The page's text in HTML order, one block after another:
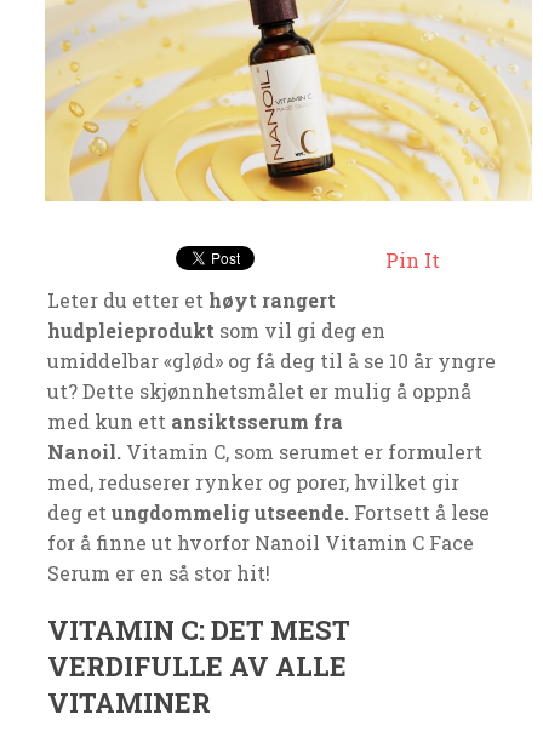
Pin It
Leter du etter et høyt rangert
hudpleieprodukt som vil gi deg en
umiddelbar «glød» og få deg til å se 10 år yngre
ut? Dette skjønnhetsmålet er mulig å oppnå
med kun ett ansiktsserum fra
Nanoil. Vitamin C, som serumet er formulert
med, reduserer rynker og porer, hvilket gir
deg et ungdommelig utseende. Fortsett å lese
for å finne ut hvorfor Nanoil Vitamin C Face
Serum er en så stor hit!
VITAMIN C: DET MEST
VERDIFULLE AV ALLE
VITAMINER